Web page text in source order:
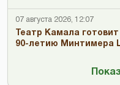
07 августа 2026, 12:07
Театр Камала
90-летию Минтимера